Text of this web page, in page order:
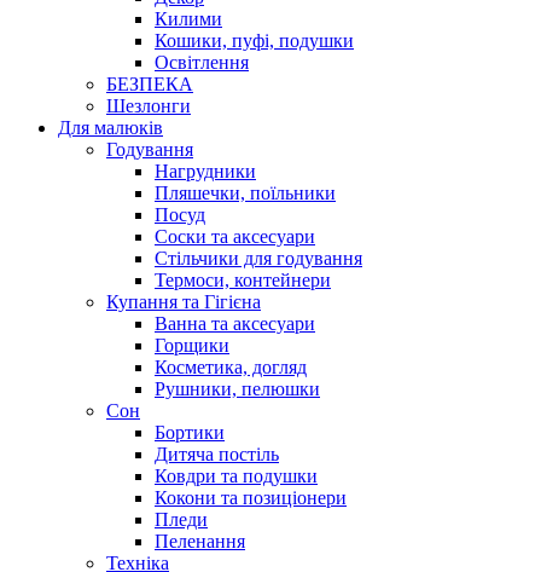
Килими
Кошики, пуфі, подушки
Освітлення
БЕЗПЕКА
Шезлонги
Для малюків
Годування
Нагрудники
Пляшечки, поїльники
Посуд
Соски та аксесуари
Стільчики для годування
Термоси, контейнери
Купання та Гігієна
Ванна та аксесуари
Горщики
Косметика, догляд
Рушники, пелюшки
Сон
Бортики
Дитяча постіль
Ковдри та подушки
Кокони та позиціонери
Пледи
Пеленання
Техніка